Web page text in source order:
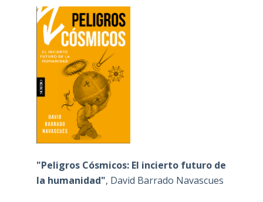
"Peligros Cósmicos: El incierto futuro de
la humanidad", David Barrado Navascues